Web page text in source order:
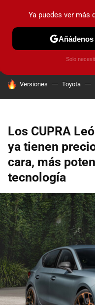
PRUEBAS INDUSTRIA
HOY SE HABLA DE
Versiones Toyota
Los CUPRA
ya tienen
cara, más
tecnología
Ya puedes ver más
Solo